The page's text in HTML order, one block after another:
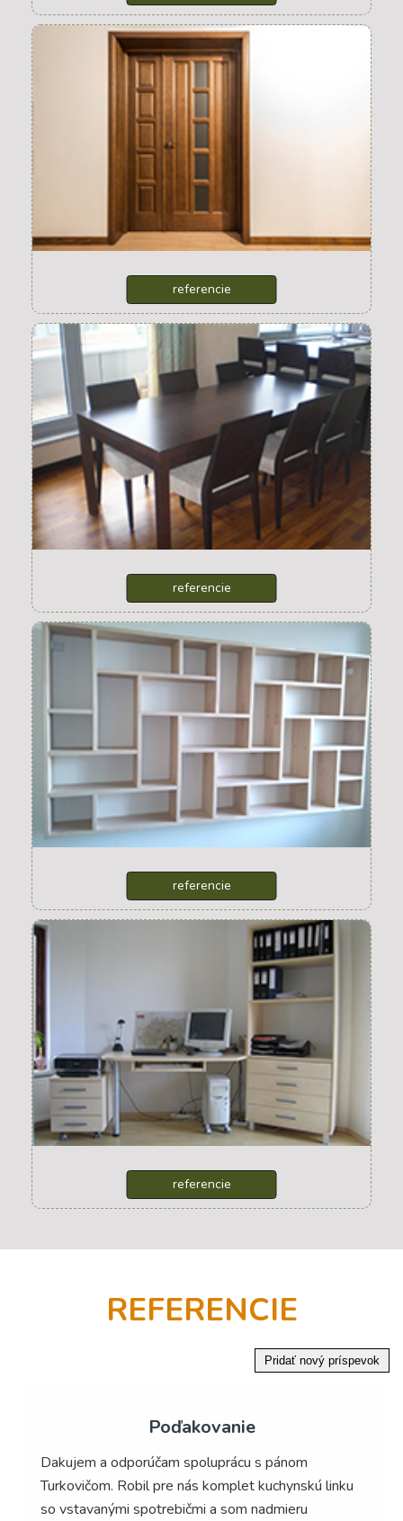
interierové dvere
referencie
stoly + stoličky
referencie
skrinky + poličky
referencie
drevene doplnky
referencie
REFERENCIE
Poďakovanie
Dakujem a odporúčam spoluprácu s pánom
Turkovičom. Robil pre nás komplet kuchynskú linku
so vstavanými spotrebičmi a som nadmieru